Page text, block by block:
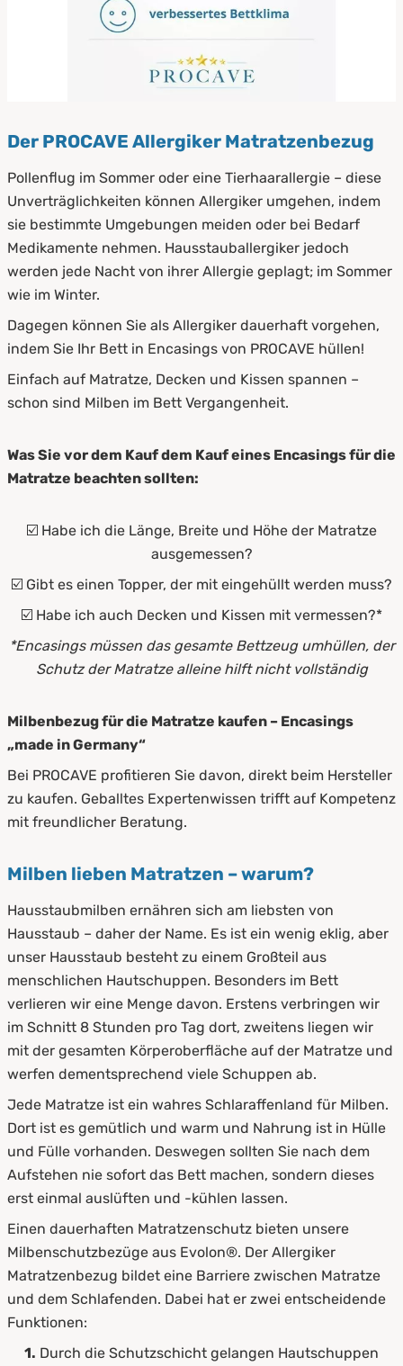
Der PROCAVE Allergiker Matratzenbezug
Pollenflug im Sommer oder eine Tierhaarallergie – diese
Unverträglichkeiten können Allergiker umgehen, indem
sie bestimmte Umgebungen meiden oder bei Bedarf
Medikamente nehmen. Hausstauballergiker jedoch
werden jede Nacht von ihrer Allergie geplagt; im Sommer
wie im Winter.
Dagegen können Sie als Allergiker dauerhaft vorgehen,
indem Sie Ihr Bett in Encasings von PROCAVE hüllen!
Einfach auf Matratze, Decken und Kissen spannen –
schon sind Milben im Bett Vergangenheit.
Was Sie vor dem Kauf dem Kauf eines Encasings für die
Matratze beachten sollten:
☑️ Habe ich die Länge, Breite und Höhe der Matratze
ausgemessen?
☑️ Gibt es einen Topper, der mit eingehüllt werden muss?
☑️ Habe ich auch Decken und Kissen mit vermessen?*
*Encasings müssen das gesamte Bettzeug umhüllen, der
Schutz der Matratze alleine hilft nicht vollständig
Milbenbezug für die Matratze kaufen – Encasings
„made in Germany“
Bei PROCAVE profitieren Sie davon, direkt beim Hersteller
zu kaufen. Geballtes Expertenwissen trifft auf Kompetenz
mit freundlicher Beratung.
Milben lieben Matratzen – warum?
Hausstaubmilben ernähren sich am liebsten von
Hausstaub – daher der Name. Es ist ein wenig eklig, aber
unser Hausstaub besteht zu einem Großteil aus
menschlichen Hautschuppen. Besonders im Bett
verlieren wir eine Menge davon. Erstens verbringen wir
im Schnitt 8 Stunden pro Tag dort, zweitens liegen wir
mit der gesamten Körperoberfläche auf der Matratze und
werfen dementsprechend viele Schuppen ab.
Jede Matratze ist ein wahres Schlaraffenland für Milben.
Dort ist es gemütlich und warm und Nahrung ist in Hülle
und Fülle vorhanden. Deswegen sollten Sie nach dem
Aufstehen nie sofort das Bett machen, sondern dieses
erst einmal auslüften und -kühlen lassen.
Einen dauerhaften Matratzenschutz bieten unsere
Milbenschutzbezüge aus Evolon®. Der Allergiker
Matratzenbezug bildet eine Barriere zwischen Matratze
und dem Schlafenden. Dabei hat er zwei entscheidende
Funktionen:
1. Durch die Schutzschicht gelangen Hautschuppen